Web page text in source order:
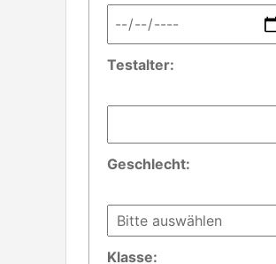
Testalter:
Geschlecht:
Klasse: